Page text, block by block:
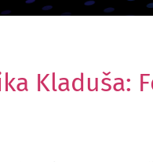
Kladuša: